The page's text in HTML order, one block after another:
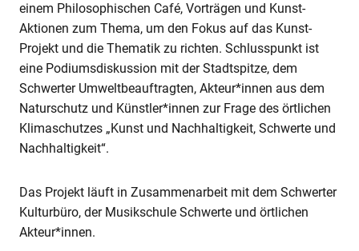
einem Philosophischen Café, Vorträgen und Kunst-
Aktionen zum Thema, um den Fokus auf das Kunst-
Projekt und die Thematik zu richten. Schlusspunkt ist
eine Podiumsdiskussion mit der Stadtspitze, dem
Schwerter Umweltbeauftragten, Akteur*innen aus dem
Naturschutz und Künstler*innen zur Frage des örtlichen
Klimaschutzes „Kunst und Nachhaltigkeit, Schwerte und
Nachhaltigkeit“.
Das Projekt läuft in Zusammenarbeit mit dem Schwerter
Kulturbüro, der Musikschule Schwerte und örtlichen
Akteur*innen.